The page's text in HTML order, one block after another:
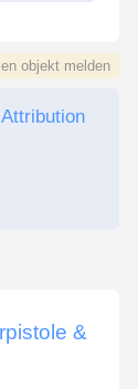
objekt melden
Attribution
&